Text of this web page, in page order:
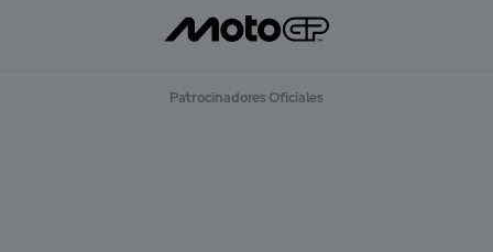
Patrocinadores Oficiales